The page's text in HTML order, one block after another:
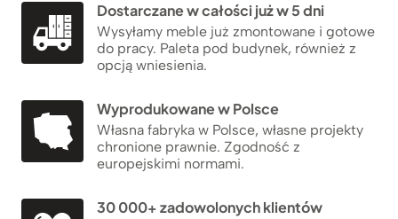
Dostarczane w całości już w 5 dni
Wysyłamy meble już zmontowane i gotowe
do pracy. Paleta pod budynek, również z
opcją wniesienia.
Wyprodukowane w Polsce
Własna fabryka w Polsce, własne projekty
chronione prawnie. Zgodność z
europejskimi normami.
30 000+ zadowolonych klientów